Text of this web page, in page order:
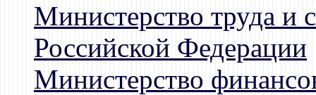
Министерство труда и
Российской Федерации
Министерство